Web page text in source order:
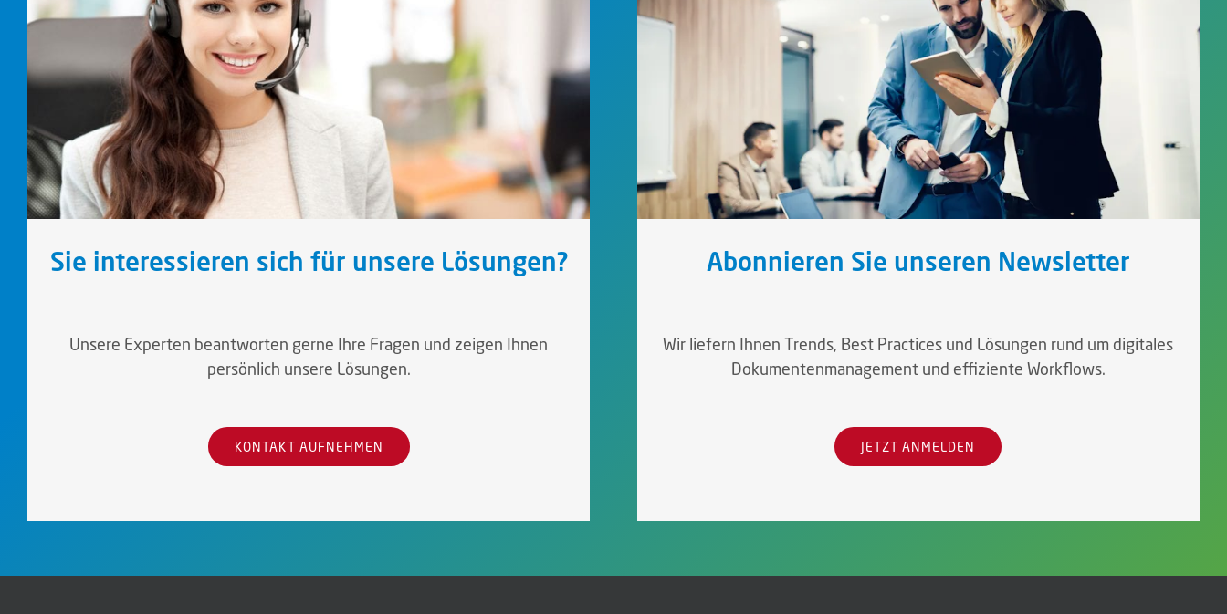
Sie interessieren sich für unsere Lösungen?
Unsere Experten beantworten gerne Ihre Fragen und zeigen Ihnen
persönlich unsere Lösungen.
KONTAKT AUFNEHMEN
Abonnieren Sie unseren Newsletter
Wir liefern Ihnen Trends, Best Practices und Lösungen rund um digitales
Dokumentenmanagement und effiziente Workflows.
JETZT ANMELDEN